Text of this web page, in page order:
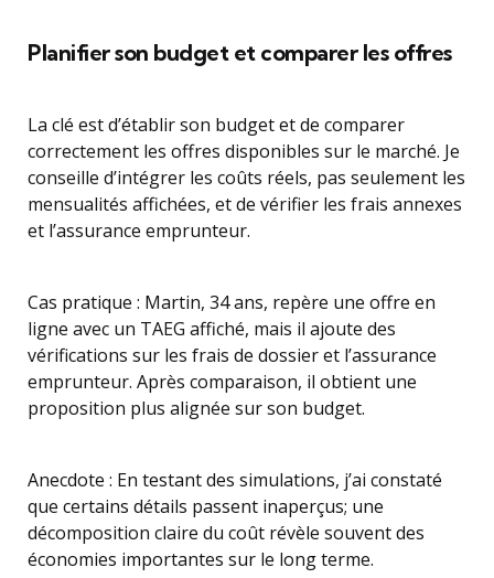
Planifier son budget et comparer les offres
La clé est d’établir son budget et de comparer
correctement les offres disponibles sur le marché. Je
conseille d’intégrer les coûts réels, pas seulement les
mensualités affichées, et de vérifier les frais annexes
et l’assurance emprunteur.
Cas pratique : Martin, 34 ans, repère une offre en
ligne avec un TAEG affiché, mais il ajoute des
vérifications sur les frais de dossier et l’assurance
emprunteur. Après comparaison, il obtient une
proposition plus alignée sur son budget.
Anecdote : En testant des simulations, j’ai constaté
que certains détails passent inaperçus; une
décomposition claire du coût révèle souvent des
économies importantes sur le long terme.